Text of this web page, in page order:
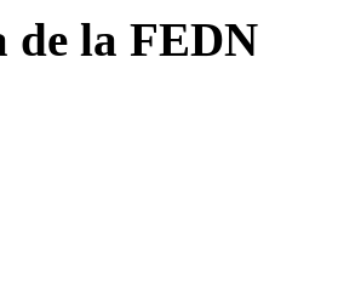
de la FEDN